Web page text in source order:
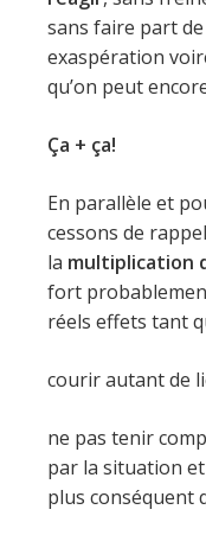
sans faire part
exaspération
qu’on peut
Ça + ça!
En parallèle et
cessons de
la multiplication
fort
réels effets tant
courir autant de
ne pas tenir
par la situation
plus conséquent